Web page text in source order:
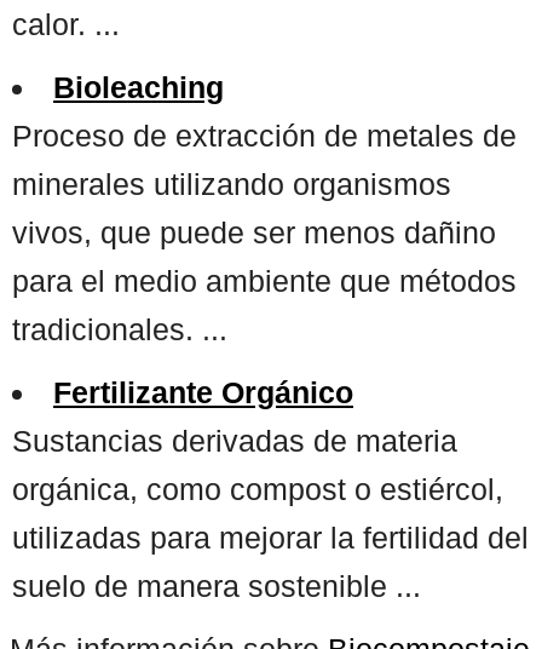
calor. ...
Bioleaching
Proceso de extracción de metales de
minerales utilizando organismos
vivos, que puede ser menos dañino
para el medio ambiente que métodos
tradicionales. ...
Fertilizante Orgánico
Sustancias derivadas de materia
orgánica, como compost o estiércol,
utilizadas para mejorar la fertilidad del
suelo de manera sostenible ...